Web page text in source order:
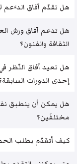
هل تقدّم آفاق الدَّعم
هل تدعم آفاق ورش
الثقافة والفنون؟
هل تعيد آفاق النّظر
إحدى الدورات
هل يمكن أن ينطبق
مختلفَين؟
كيف أتقدّم بطلب